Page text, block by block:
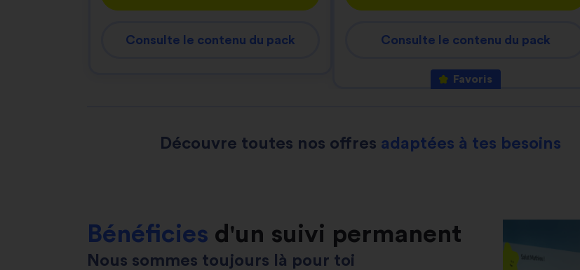
Consulte le contenu du pack Consulte le contenu du pack
Favoris
Découvre toutes nos offres adaptées à tes besoins
Bénéficies d'un suivi permanent
Nous sommes toujours là pour toi